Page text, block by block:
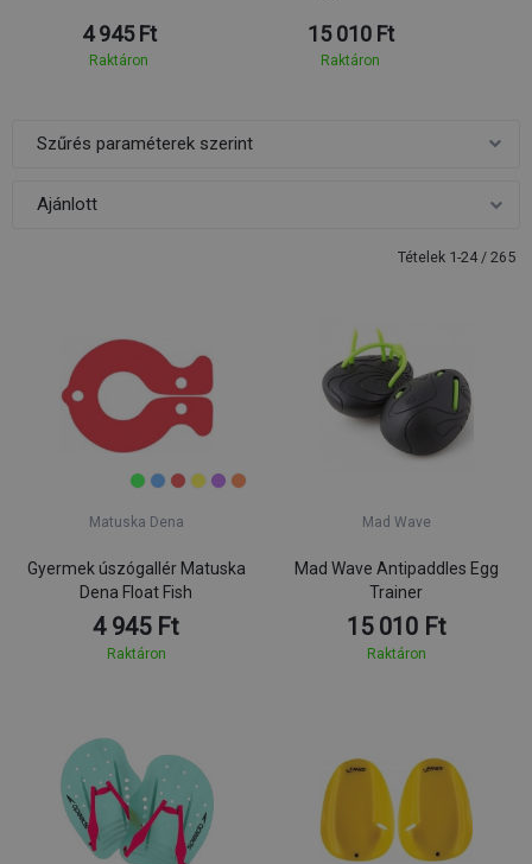
4 945 Ft
Raktáron
15 010 Ft
Raktáron
Szűrés paraméterek szerint
Tételek 1-24 / 265
Matuska Dena
Gyermek úszógallér Matuska
Dena Float Fish
4 945 Ft
Raktáron
Mad Wave
Mad Wave Antipaddles Egg
Trainer
15 010 Ft
Raktáron